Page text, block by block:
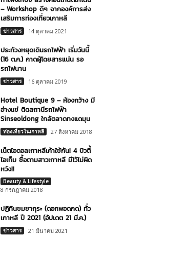
– Workshop ดีๆ จากองค์การส่ง
เสริมการท่องเที่ยวเกาหลี
ข่าวสาร 14 ตุลาคม 2021
ประท้วงหยุดเดินรถไฟฟ้า เริ่มวันนี้
(16 ต.ค.) คาดผู้โดยสารแน่น รอ
รถไฟนาน
ข่าวสาร 16 ตุลาคม 2019
Hotel Boutique 9 – ห้องกว้าง มี
อ่างแช่ ติดสถานีรถไฟฟ้า
Sinseoldong ใกล้ตลาดทงแดมุน
ท่องเที่ยวในเกาหลี 27 สิงหาคม 2018
เน็ตไอดอลเกาหลีเค้าใช้กัน! 4 บิวตี้
ไอเท็ม ซื้อตามสาวเกาหลี มีไว้ไม่ผิด
หวัง!!
Beauty & Lifestyle
8 กรกฎาคม 2018
ปฏิทินชมซากุระ (ดอกพอดกด) ทั่ว
เกาหลี ปี 2021 (อัปเดต 21 มี.ค.)
ข่าวสาร 21 มีนาคม 2021